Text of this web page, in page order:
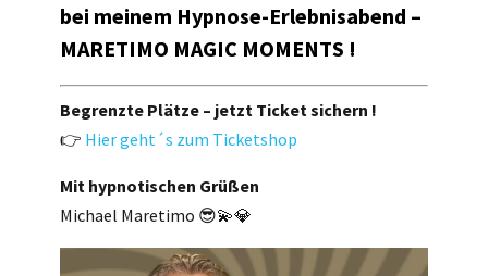
bei meinem Hypnose-Erlebnisabend –
MARETIMO MAGIC MOMENTS !
Begrenzte Plätze – jetzt Ticket sichern !
👉 Hier geht´s zum Ticketshop
Mit hypnotischen Grüßen
Michael Maretimo 😎💫💎